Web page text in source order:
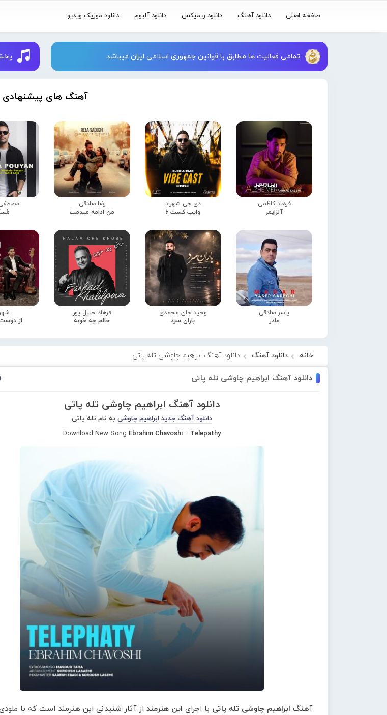
صفحه اصلی دانلود آهنگ دانلود ریمیکس دانلود آلبوم دانلود موزیک ویدیو
تمامی فعالیت ها مطابق با قوانین جمهوری اسلامی ایران میباشد پخش
آهنگ های پیشنهادی
فرهاد کاظمی
آلزایمر
دی جی شهراد
وایب کست 6
رضا صادقی
من ادامه میدمت
یاسر صادقی
مادر
وحید جان محمدی
باران سرد
فرهاد خلیل پور
حالم چه خوبه
از
خانه دانلود آهنگ دانلود آهنگ ابراهیم چاوشی تله پاتی
دانلود آهنگ ابراهیم چاوشی تله پاتی
دانلود آهنگ ابراهیم چاوشی تله پاتی
دانلود آهنگ جدید ابراهیم چاوشی به نام تله پاتی
Download New Song Ebrahim Chavoshi – Telepathy
آهنگ ابراهیم چاوشی تله پاتی با اجرای این هنرمند از آثار شنیدنی این هنرمند است که با